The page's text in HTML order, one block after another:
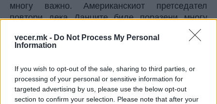
vecer.mk - Do Not Process My Personal
Information
If you wish to opt-out of the sale, sharing to third parties, or
processing of your personal or sensitive information for
targeted advertising by us, please use the below opt-out
section to confirm your selection. Please note that after your
многу важно. Американскиот претседател
повтори дека Данците биле поразени многу
брзо од нацистите и Хитлер, за помалку од
еден ден, и кога тоа се случило, веднаш го
потоа го вратиле без да знае ни зошто. Трамп
направи паралела и со Панамскиот Канал,
велејќи дека тој сигурно не би го вратил ниту